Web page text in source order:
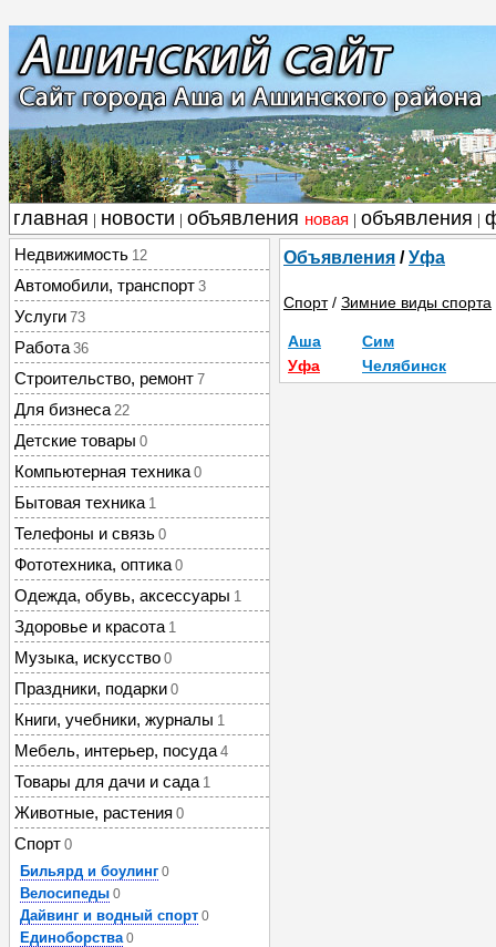
главная новости объявления новая объявления
Недвижимость 12
Автомобили, транспорт 3
Услуги 73
Работа 36
Строительство, ремонт 7
Для бизнеса 22
Детские товары 0
Компьютерная техника 0
Бытовая техника 1
Телефоны и связь 0
Фототехника, оптика 0
Одежда, обувь, аксессуары 1
Здоровье и красота 1
Музыка, искусство 0
Праздники, подарки 0
Книги, учебники, журналы 1
Мебель, интерьер, посуда 4
Товары для дачи и сада 1
Животные, растения 0
Спорт 0
Бильярд и боулинг 0
Велосипеды 0
Дайвинг и водный спорт 0
Единоборства 0
Объявления /Уфа
Спорт/ Зимние виды спорта
Аша
Сим
Уфа
Челябинск